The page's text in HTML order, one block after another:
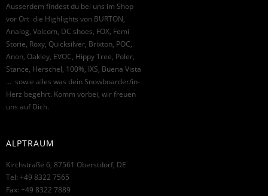
Ausserdem findest du bei uns im Shop
vor Ort die Highlights von BURTON,
Analog, Volcom, DC shoes, FOX, Femi
Storie, Roxy, Quicksilver, Brixton, POC,
Anon, Oakley, EVOC, Hippy Tree, Poler,
Stance, Herschel, 100%, IXS, Buena Vista
… sowie alles was dein Snowboarder/in-
Herz begehrt. Komm vorbei, wir freuen
uns auf Dich.
ALPTRAUM
Kirchstraße 6, 87561 Oberstdorf, DE
Tel: +49 8322 7565
Fax: +49 8322 7889